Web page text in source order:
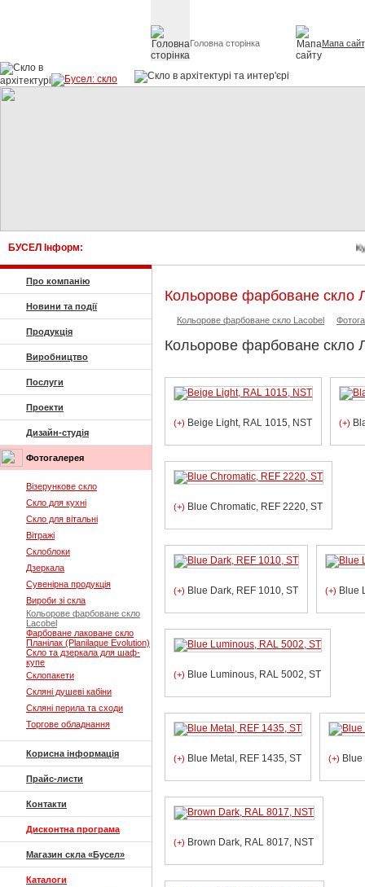
Головна сторінка Мапа
БУСЕЛ Інформ:
Про компанію
Новини та події
Продукція
Виробництво
Послуги
Проекти
Дизайн-студія
Фотогалерея
Візерункове скло
Скло для кухні
Скло для вітальні
Вітражі
Склоблоки
Дзеркала
Сувенірна продукція
Вироби зі скла
Кольорове фарбоване скло
Lacobel
Фарбоване лаковане скло
Планілак (Planilaque Evolution)
Скло та дзеркала для шаф-
купе
Склопакети
Скляні душеві кабіни
Скляні перила та сходи
Торгове обладнання
Корисна інформація
Прайс-листи
Контакти
Дисконтна програма
Магазин скла «Бусел»
Каталоги
Кольорове фарбоване скло
Кольорове фарбоване скло Lacobel
Кольорове фарбоване скло
(+) Beige Light, RAL 1015, NST (+)
(+) Blue Chromatic, REF 2220, ST
(+) Blue Dark, REF 1010, ST (+) Blue
(+) Blue Luminous, RAL 5002, ST
(+) Blue Metal, REF 1435, ST (+)
(+) Brown Dark, RAL 8017, NST